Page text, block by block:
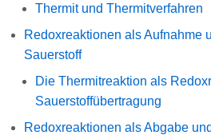
Thermit und Thermitverfahren
Redoxreaktionen als Aufnahme
Sauerstoff
Die Thermitreaktion als
Sauerstoffübertragung
Redoxreaktionen als Abgabe